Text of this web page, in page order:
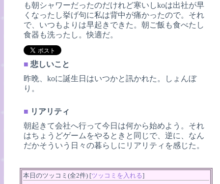
も朝シャワーだったのだけれど寒いしkoは出社が早
くなったし挙げ句に私は背中が痛かったので。それ
で、いつもよりは早起きできた。朝ご飯も食べたし
食器も洗ったし。快適だ。
■ 悲しいこと
昨晩、koに誕生日はいつかと訊かれた。しょんぼ
り。
■ リアリティ
朝起きて会社へ行って今日は何から始めよう。それ
はちょうどゲームをやるときと同じで、逆に、なん
だかそういう日々の暮らしにリアリティを感じた。
本日のツッコミ(全2件) [ツッコミを入れる]